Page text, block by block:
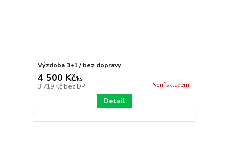
Výzdoba 3+1 / bez dopravy
4 500 Kč/ks
3 719 Kč bez DPH Není skladem
Detail